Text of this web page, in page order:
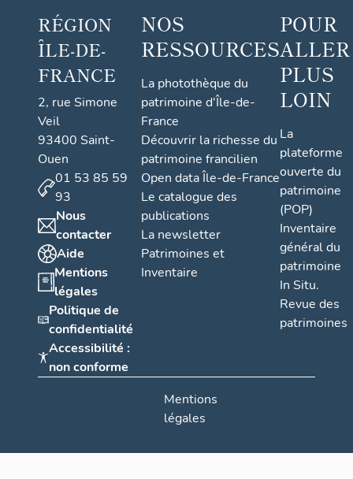
RÉGION
ÎLE-DE-
FRANCE
2, rue Simone
Veil
93400 Saint-
Ouen
01 53 85 59
93
Nous
contacter
Aide
Mentions
légales
Politique de
confidentialité
Accessibilité :
non conforme
NOS
RESSOURCES
La photothèque du
patrimoine d'Île-de-
France
Découvrir la richesse du
patrimoine francilien
Open data Île-de-France
Le catalogue des
publications
La newsletter
Patrimoines et
Inventaire
POUR
ALLER
PLUS
LOIN
La
plateforme
ouverte du
patrimoine
(POP)
Inventaire
général du
patrimoine
In Situ.
Revue des
patrimoines
Mentions
légales